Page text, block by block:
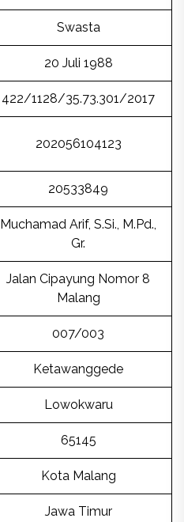
Swasta
20 Juli 1988
422/1128/35.73.301/2017
202056104123
20533849
Muchamad Arif, S.Si., M.Pd.,
Gr.
Jalan Cipayung Nomor 8
Malang
007/003
Ketawanggede
Lowokwaru
65145
Kota Malang
Jawa Timur